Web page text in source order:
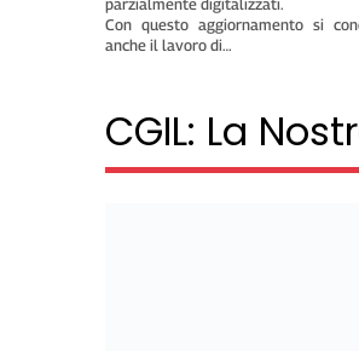
parzialmente digitalizzati.
Con questo aggiornamento si
anche il lavoro di…
CGIL: La